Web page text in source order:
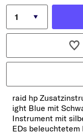
raid hp
ight Blue mit
Instrument mit
EDs beleuchtetem